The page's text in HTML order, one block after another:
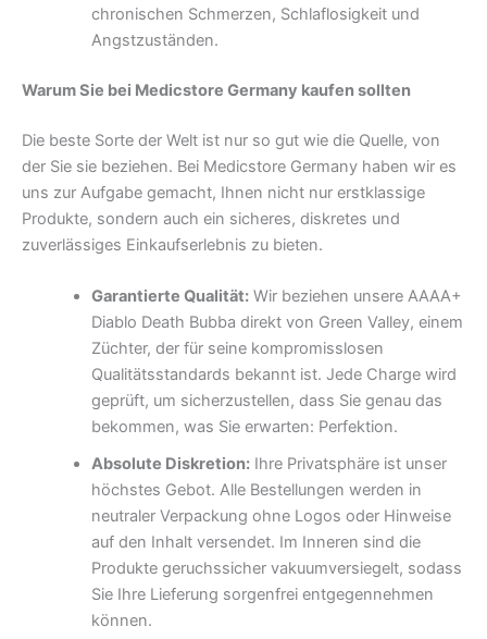
chronischen Schmerzen, Schlaflosigkeit und
Angstzuständen.
Warum Sie bei Medicstore Germany kaufen sollten
Die beste Sorte der Welt ist nur so gut wie die Quelle, von
der Sie sie beziehen. Bei Medicstore Germany haben wir es
uns zur Aufgabe gemacht, Ihnen nicht nur erstklassige
Produkte, sondern auch ein sicheres, diskretes und
zuverlässiges Einkaufserlebnis zu bieten.
Garantierte Qualität:Wir beziehen unsere AAAA+
Diablo Death Bubba direkt von Green Valley, einem
Züchter, der für seine kompromisslosen
Qualitätsstandards bekannt ist. Jede Charge wird
geprüft, um sicherzustellen, dass Sie genau das
bekommen, was Sie erwarten: Perfektion.
Absolute Diskretion:Ihre Privatsphäre ist unser
höchstes Gebot. Alle Bestellungen werden in
neutraler Verpackung ohne Logos oder Hinweise
auf den Inhalt versendet. Im Inneren sind die
Produkte geruchssicher vakuumversiegelt, sodass
Sie Ihre Lieferung sorgenfrei entgegennehmen
können.